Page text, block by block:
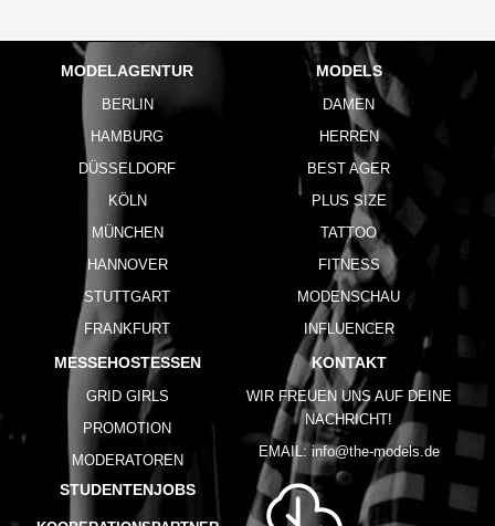
MODELAGENTUR
BERLIN
HAMBURG
DÜSSELDORF
KÖLN
MÜNCHEN
HANNOVER
STUTTGART
FRANKFURT
MODELS
DAMEN
HERREN
BEST AGER
PLUS SIZE
TATTOO
FITNESS
MODENSCHAU
INFLUENCER
MESSEHOSTESSEN
GRID GIRLS
PROMOTION
MODERATOREN
STUDENTENJOBS
KONTAKT
WIR FREUEN UNS AUF DEINE
NACHRICHT!
EMAIL: info@the-models.de